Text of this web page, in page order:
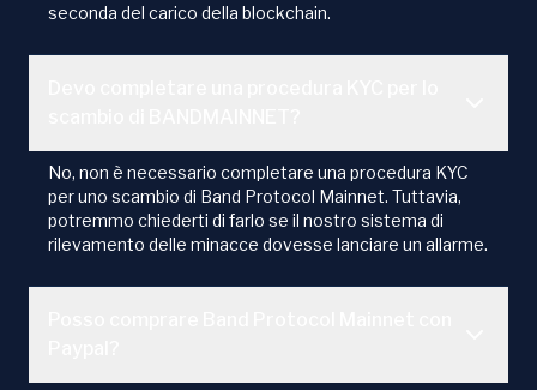
seconda del carico della blockchain.
No, non è necessario completare una procedura KYC
per uno scambio di Band Protocol Mainnet. Tuttavia,
potremmo chiederti di farlo se il nostro sistema di
rilevamento delle minacce dovesse lanciare un allarme.